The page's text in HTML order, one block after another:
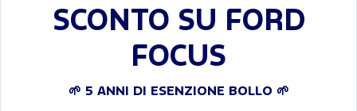
SCONTO SU FORD
FOCUS
🌱 5 ANNI DI ESENZIONE BOLLO 🌱